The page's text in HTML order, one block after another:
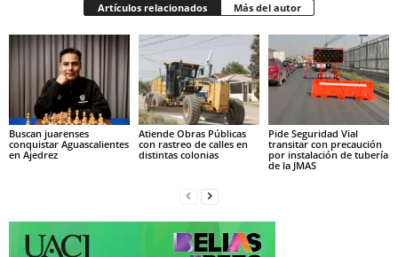
Artículos relacionados Más del autor
Buscan juarenses
conquistar Aguascalientes
en Ajedrez
Atiende Obras Públicas
con rastreo de calles en
distintas colonias
Pide Seguridad Vial
transitar con precaución
por instalación de tubería
de la JMAS